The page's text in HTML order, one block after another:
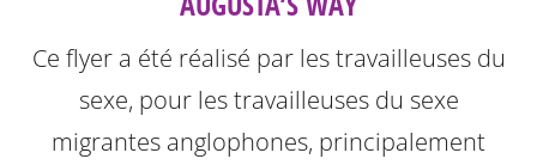
Ce flyer a été réalisé par les travailleuses du
sexe, pour les travailleuses du sexe
migrantes anglophones, principalement